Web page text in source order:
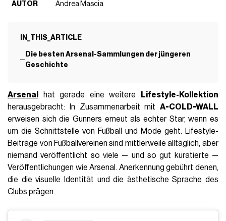
AUTOR Andrea Mascia
IN_THIS_ARTICLE
Die besten Arsenal-Sammlungen der jüngeren
Geschichte
Arsenal hat gerade eine weitere
Lifestyle-Kollektion
herausgebracht: In Zusammenarbeit mit A-COLD-WALL
erweisen sich die Gunners erneut als echter Star, wenn es
um die Schnittstelle von Fußball und Mode geht. Lifestyle-
Beiträge von Fußballvereinen sind mittlerweile alltäglich, aber
niemand veröffentlicht so viele — und so gut kuratierte —
Veröffentlichungen wie Arsenal. Anerkennung gebührt denen,
die die visuelle Identität und die ästhetische Sprache des
Clubs prägen.